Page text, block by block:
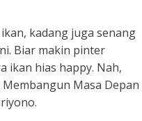
kadang juga senang
Biar makin pinter
ikan hias happy. Nah,
Membangun Masa Depan